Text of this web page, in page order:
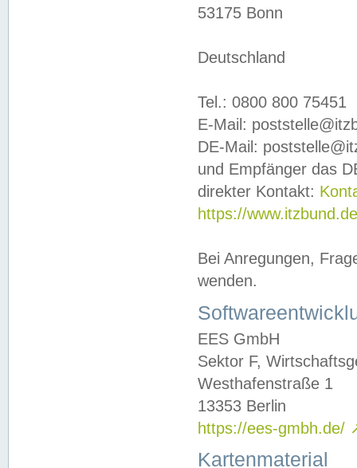
53175 Bonn
Deutschland
Tel.: 0800 800 75451
E-Mail:
DE-Mail:
und Empfänger das
direkter Kontakt:
https://
Bei Anregungen,
wenden.
EES GmbH
Sektor F,
Westhafenstraße 1
13353 Berlin
https://ees-gmbh.de/
Kartenmaterial